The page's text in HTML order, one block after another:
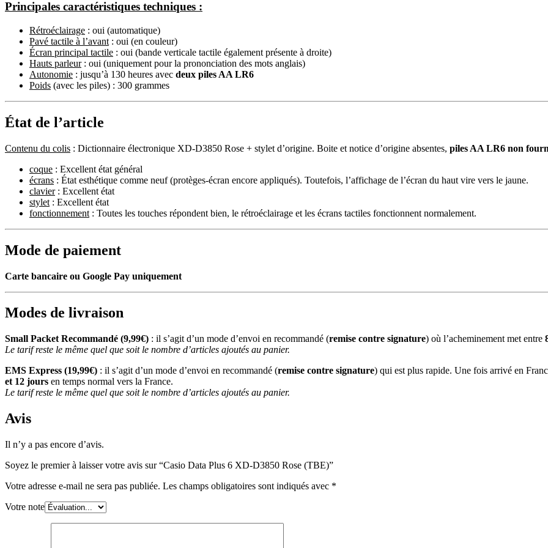
Principales caractéristiques techniques :
Rétroéclairage : oui (automatique)
Pavé tactile à l’avant : oui (en couleur)
Écran principal tactile : oui (bande verticale tactile également présente à droite)
Hauts parleur: oui (uniquement pour la prononciation des mots anglais)
Autonomie : jusqu’à 130 heures avec deux piles AA LR6
Poids (avec les piles) : 300 grammes
État de l’article
Contenu du colis : Dictionnaire électronique XD-D3850 Rose + stylet d’origine. Boite et notice d’origine absentes, piles AA LR6 non
coque : Excellent état général
écrans : État esthétique comme neuf (protèges-écran encore appliqués). Toutefois, l’affichage de l’écran du haut vire vers le jaune.
clavier: Excellent état
stylet : Excellent état
fonctionnement : Toutes les touches répondent bien, le rétroéclairage et les écrans tactiles fonctionnent normalement.
Mode de paiement
Carte bancaire ou Google Pay uniquement
Modes de livraison
Small Packet Recommandé (9,99€) : il s’agit d’un mode d’envoi en recommandé (remise contre signature) où l’acheminement met entre
Le tarif reste le même quel que soit le nombre d’articles ajoutés au panier.
EMS Express (19,99€) : il s’agit d’un mode d’envoi en recommandé (remise contre signature) qui est plus rapide. Une fois arrivé en
et 12 jours en temps normal vers la France.
Le tarif reste le même quel que soit le nombre d’articles ajoutés au panier.
Avis
Il n’y a pas encore d’avis.
Soyez le premier à laisser votre avis sur “Casio Data Plus 6 XD-D3850 Rose (TBE)”
Votre adresse e-mail ne sera pas publiée. Les champs obligatoires sont indiqués avec *
Votre note